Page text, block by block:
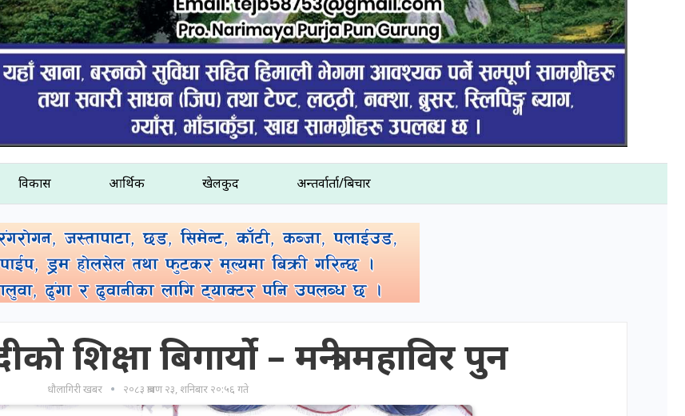
विकास आर्थिक खेलकुद अन्तर्वार्ता/बिचार
शिक्षा बिगार्यो – मन्त्री महाविर पुन
धौलागिरी खबर २०८३ श्रावण २३, शनिबार २०:५६ गते